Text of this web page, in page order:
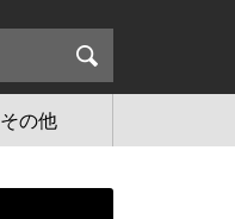
その他